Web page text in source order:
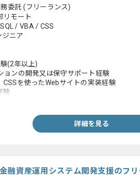
委託(フリーランス)
リモート
/ VBA / CSS
ジニア
(2年以上)
ンの開発又は保守サポート経験
を使ったWebサイトの実装経験
験
詳細を見る
融資産運用システム開発支援のフ